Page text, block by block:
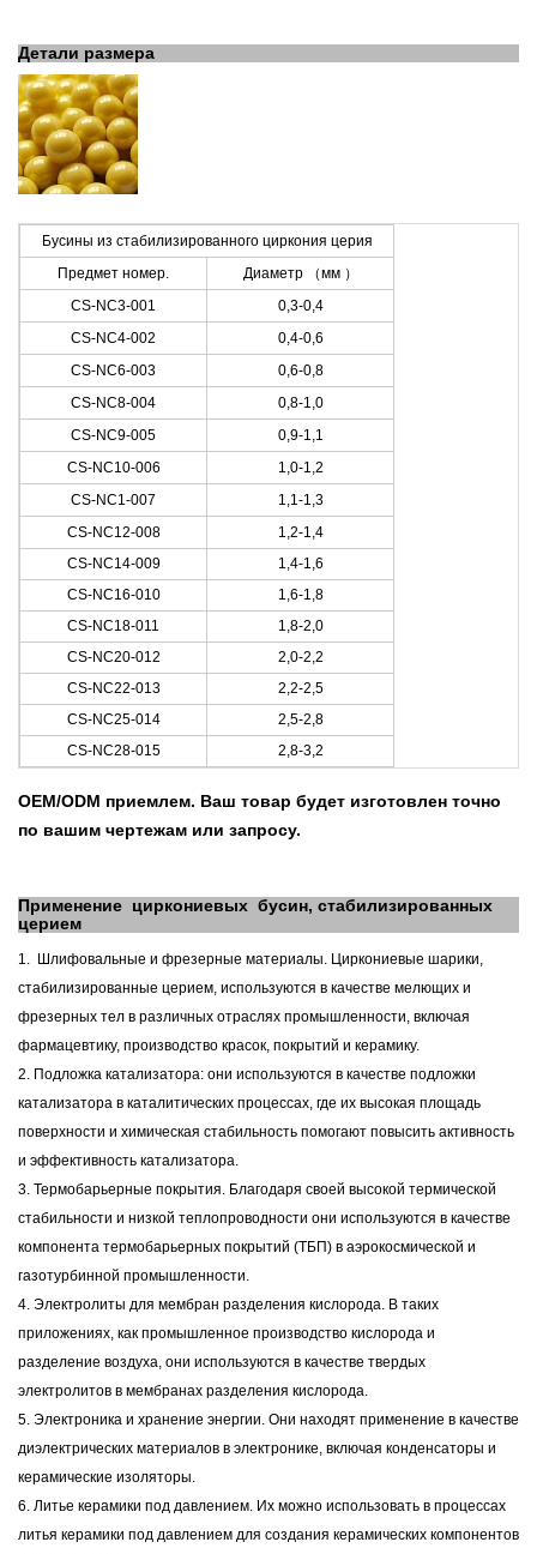
Детали размера
Бусины из стабилизированного циркония церия
Предмет номер.
Диаметр （мм ）
CS-NC3-001
0,3-0,4
CS-NC4-002
0,4-0,6
CS-NC6-003
0,6-0,8
CS-NC8-004
0,8-1,0
CS-NC9-005
0,9-1,1
CS-NC10-006
1,0-1,2
CS-NC1-007
1,1-1,3
CS-NC12-008
1,2-1,4
CS-NC14-009
1,4-1,6
CS-NC16-010
1,6-1,8
CS-NC18-011
1,8-2,0
CS-NC20-012
2,0-2,2
CS-NC22-013
2,2-2,5
CS-NC25-014
2,5-2,8
CS-NC28-015
2,8-3,2
OEM/ODM приемлем. Ваш товар будет изготовлен точно
по вашим чертежам или запросу.
Применение циркониевых бусин, стабилизированных
церием
1. Шлифовальные и фрезерные материалы. Циркониевые шарики,
стабилизированные церием, используются в качестве мелющих и
фрезерных тел в различных отраслях промышленности, включая
фармацевтику, производство красок, покрытий и керамику.
2. Подложка катализатора: они используются в качестве подложки
катализатора в каталитических процессах, где их высокая площадь
поверхности и химическая стабильность помогают повысить активность
и эффективность катализатора.
3. Термобарьерные покрытия. Благодаря своей высокой термической
стабильности и низкой теплопроводности они используются в качестве
компонента термобарьерных покрытий (ТБП) в аэрокосмической и
газотурбинной промышленности.
4. Электролиты для мембран разделения кислорода. В таких
приложениях, как промышленное производство кислорода и
разделение воздуха, они используются в качестве твердых
электролитов в мембранах разделения кислорода.
5. Электроника и хранение энергии. Они находят применение в качестве
диэлектрических материалов в электронике, включая конденсаторы и
керамические изоляторы.
6. Литье керамики под давлением. Их можно использовать в процессах
литья керамики под давлением для создания керамических компонентов